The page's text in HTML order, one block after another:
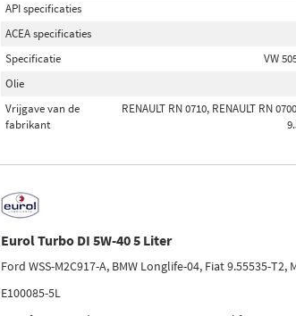
API specificaties
ACEA specificaties
Specificatie
VW
Olie
Vrijgave van de
fabrikant
RENAULT RN 0710, RENAULT RN
Eurol Turbo DI 5W-40 5 Liter
Ford WSS-M2C917-A, BMW Longlife-04, Fiat 9.55535-T2,
E100085-5L